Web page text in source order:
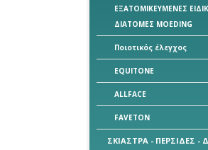
ΕΞΑΤΟΜΙΚΕΥΜΕΝΕΣ
ΔΙΑΤΟΜΕΣ MOEDING
Ποιοτικός έλεγχος
EQUITONE
ALLFACE
FAVETON
ΣΚΙΑΣΤΡΑ - ΠΕΡΣΙΔΕΣ -